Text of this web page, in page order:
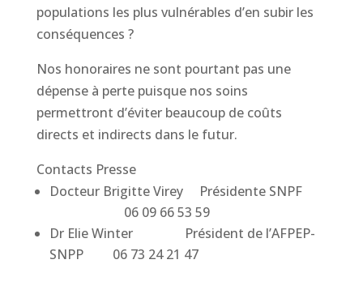
populations les plus vulnérables d’en subir les
conséquences ?
Nos honoraires ne sont pourtant pas une
dépense à perte puisque nos soins
permettront d’éviter beaucoup de coûts
directs et indirects dans le futur.
Contacts Presse
Docteur Brigitte Virey Présidente SNPF
06 09 66 53 59
Dr Elie Winter Président de l’AFPEP-
SNPP 06 73 24 21 47